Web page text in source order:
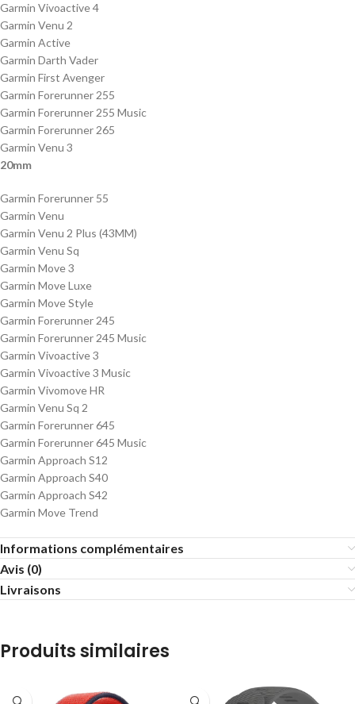
Garmin Vivoactive 4
Garmin Venu 2
Garmin Active
Garmin Darth Vader
Garmin First Avenger
Garmin Forerunner 255
Garmin Forerunner 255 Music
Garmin Forerunner 265
Garmin Venu 3
20mm
Garmin Forerunner 55
Garmin Venu
Garmin Venu 2 Plus (43MM)
Garmin Venu Sq
Garmin Move 3
Garmin Move Luxe
Garmin Move Style
Garmin Forerunner 245
Garmin Forerunner 245 Music
Garmin Vivoactive 3
Garmin Vivoactive 3 Music
Garmin Vivomove HR
Garmin Venu Sq 2
Garmin Forerunner 645
Garmin Forerunner 645 Music
Garmin Approach S12
Garmin Approach S40
Garmin Approach S42
Garmin Move Trend
Informations complémentaires
Avis (0)
Livraisons
Produits similaires